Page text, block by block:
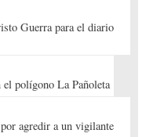
Guerra para el diario
polígono La Pañoleta
agredir a un vigilante